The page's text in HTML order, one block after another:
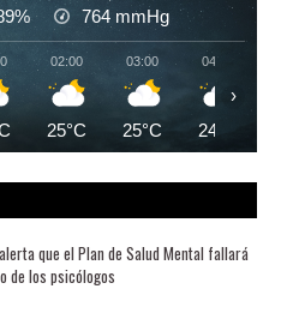
764 mmHg
02:00
25°C
03:00
25°C
04:00
24°C
›
que el Plan de Salud Mental fallará
de los psicólogos